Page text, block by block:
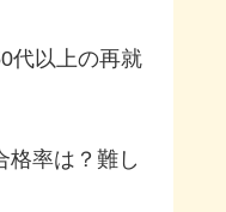
代以上の再就
格率は？難し